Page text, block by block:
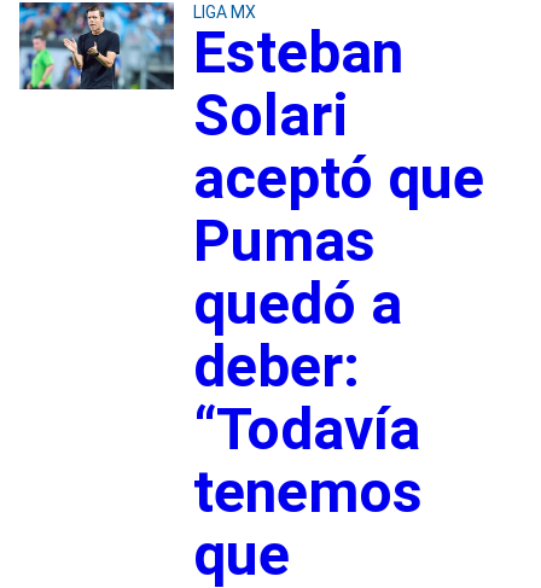
LIGA MX
Esteban
Solari
aceptó que
Pumas
quedó a
deber:
“Todavía
tenemos
que